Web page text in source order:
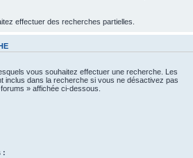
effectuer des recherches partielles.
vous souhaitez effectuer une recherche. Les
inclus dans la recherche si vous ne désactivez pas
» affichée ci-dessous.
: